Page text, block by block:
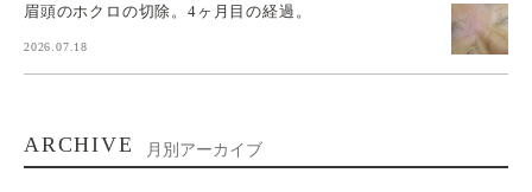
眉頭のホクロの切除。4ヶ月目の経過。
2026.07.18
ARCHIVE 月別アーカイブ